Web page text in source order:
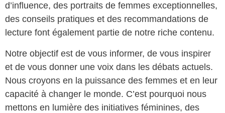
d’influence, des portraits de femmes exceptionnelles,
des conseils pratiques et des recommandations de
lecture font également partie de notre riche contenu.
Notre objectif est de vous informer, de vous inspirer
et de vous donner une voix dans les débats actuels.
Nous croyons en la puissance des femmes et en leur
capacité à changer le monde. C’est pourquoi nous
mettons en lumière des initiatives féminines, des